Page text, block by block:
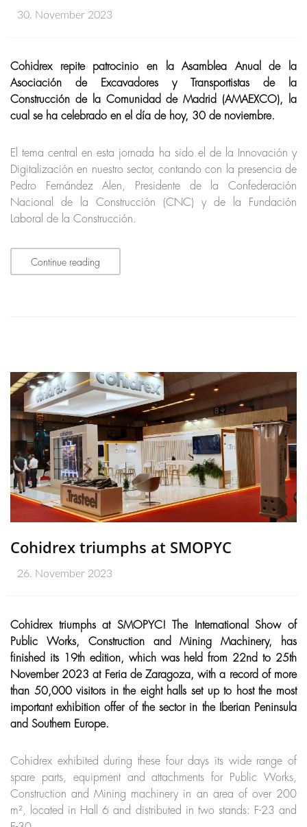
30. November 2023
Cohidrex repite patrocinio en la Asamblea Anual de la
Asociación de Excavadores y Transportistas de la
Construcción de la Comunidad de Madrid (AMAEXCO), la
cual se ha celebrado en el día de hoy, 30 de noviembre.
El tema central en esta jornada ha sido el de la Innovación y
Digitalización en nuestro sector, contando con la presencia de
Pedro Fernández Alen, Presidente de la Confederación
Nacional de la Construcción (CNC) y de la Fundación
Laboral de la Construcción.
Continue reading
Cohidrex triumphs at SMOPYC
26. November 2023
Cohidrex triumphs at SMOPYC! The International Show of
Public Works, Construction and Mining Machinery, has
finished its 19th edition, which was held from 22nd to 25th
November 2023 at Feria de Zaragoza, with a record of more
than 50,000 visitors in the eight halls set up to host the most
important exhibition offer of the sector in the Iberian Peninsula
and Southern Europe.
Cohidrex exhibited during these four days its wide range of
spare parts, equipment and attachments for Public Works,
Construction and Mining machinery in an area of over 200
m², located in Hall 6 and distributed in two stands: F-23 and